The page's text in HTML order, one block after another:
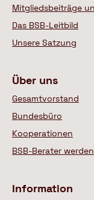
Mitgliedsbeiträge
Das BSB-Leitbild
Unsere Satzung
Über uns
Gesamtvorstand
Bundesbüro
Kooperationen
BSB-Berater werden
Information